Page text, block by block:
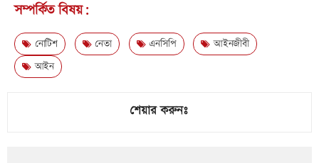
সম্পর্কিত বিষয়:
নোটিশ নেতা এনসিপি
আইনজীবী
আইন
শেয়ার করুনঃ